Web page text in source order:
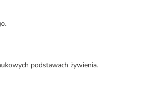
podstawach żywienia.